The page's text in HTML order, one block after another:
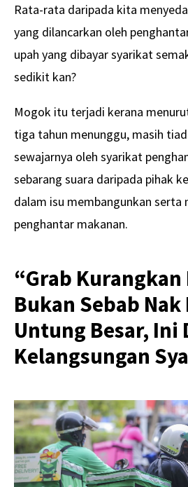
Rata-rata daripada kita
yang dilancarkan oleh
upah yang dibayar syarikat
sedikit kan?
Mogok itu terjadi kerana
tiga tahun menunggu, masih
sewajarnya oleh syarikat
sebarang suara daripada pihak
dalam isu membangunkan serta
penghantar makanan.
“Grab Kurangkan
Bukan Sebab Nak
Untung Besar, Ini
Kelangsungan